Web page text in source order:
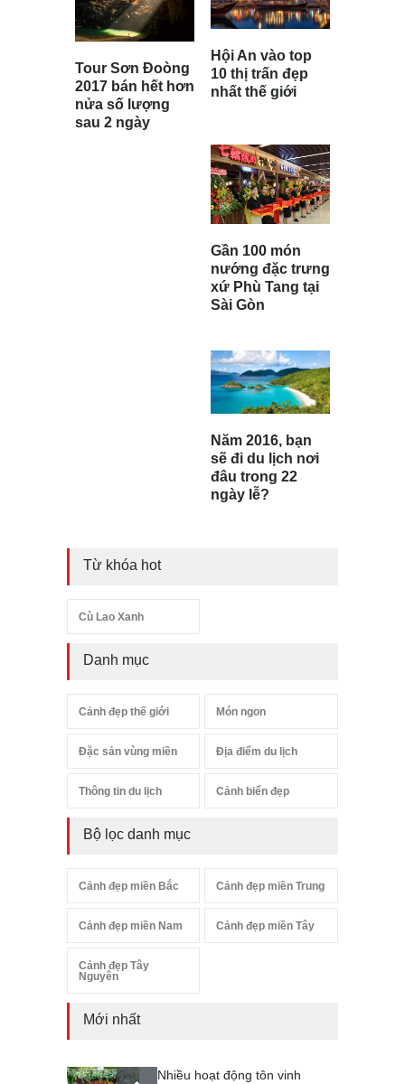
Tour Sơn Đoòng
2017 bán hết hơn
nửa số lượng
sau 2 ngày
Hội An vào top
10 thị trấn đẹp
nhất thế giới
Gần 100 món
nướng đặc trưng
xứ Phù Tang tại
Sài Gòn
Năm 2016, bạn
sẽ đi du lịch nơi
đâu trong 22
ngày lễ?
Từ khóa hot
Cù Lao Xanh
Danh mục
Cảnh đẹp thế giới Món ngon
Đặc sản vùng miền Địa điểm du lịch
Thông tin du lịch Cảnh biển đẹp
Bộ lọc danh mục
Cảnh đẹp miền Bắc Cảnh đẹp miền Trung
Cảnh đẹp miền Nam Cảnh đẹp miền Tây
Cảnh đẹp Tây
Nguyên
Mới nhất
Nhiều hoạt động tôn vinh